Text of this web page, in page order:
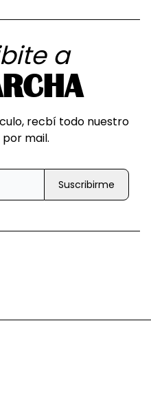
a
recbí todo nuestro
mail.
Suscribirme